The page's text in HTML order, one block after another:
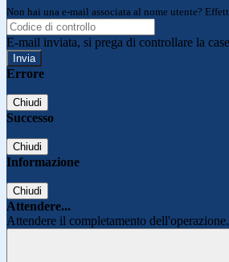
Non hai una e-mail associata al nome utente?
E-mail inviata, si prega di controllare la
Errore
Chiudi
Successo
Chiudi
Informazione
Chiudi
Attendere...
Attendere il completamento